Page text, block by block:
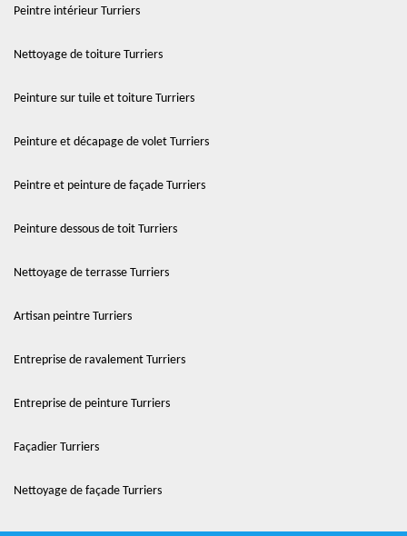
Peintre intérieur Turriers
Nettoyage de toiture Turriers
Peinture sur tuile et toiture Turriers
Peinture et décapage de volet Turriers
Peintre et peinture de façade Turriers
Peinture dessous de toit Turriers
Nettoyage de terrasse Turriers
Artisan peintre Turriers
Entreprise de ravalement Turriers
Entreprise de peinture Turriers
Façadier Turriers
Nettoyage de façade Turriers